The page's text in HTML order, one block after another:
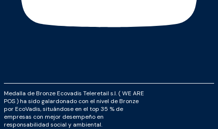
Medalla de Bronze Ecovadis Teleretail s.l. ( WE ARE
POS ) ha sido galardonado con el nivel de Bronze
por EcoVadis, situándose en el top 35 % de
empresas con mejor desempeño en
responsabilidad social y ambiental.